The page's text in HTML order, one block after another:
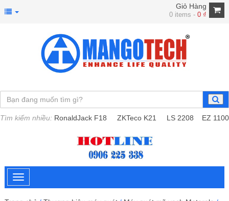
Giỏ Hàng
0 items -0 ₫
Tìm kiếm nhiều: RonaldJack F18 ZKTeco K21 LS 2208 EZ 1100